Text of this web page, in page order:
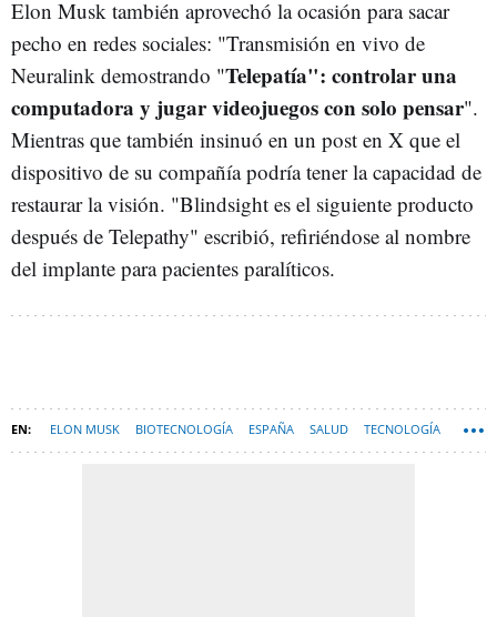
Elon Musk también aprovechó la ocasión para sacar
pecho en redes sociales: "Transmisión en vivo de
Neuralink demostrando "Telepatía": controlar una
computadora y jugar videojuegos con solo pensar".
Mientras que también insinuó en un post en X que el
dispositivo de su compañía podría tener la capacidad de
restaurar la visión. "Blindsight es el siguiente producto
después de Telepathy" escribió, refiriéndose al nombre
del implante para pacientes paralíticos.
ELON MUSK BIOTECNOLOGÍA ESPAÑA SALUD TECNOLOGÍA